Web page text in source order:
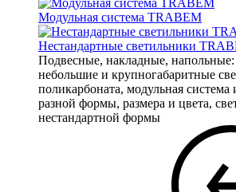
Модульная система TRABEM
Нестандартные светильники
Подвесные, накладные,
небольшие и крупногабаритные
поликарбоната, модульная система
разной формы, размера и цвета,
нестандартной формы